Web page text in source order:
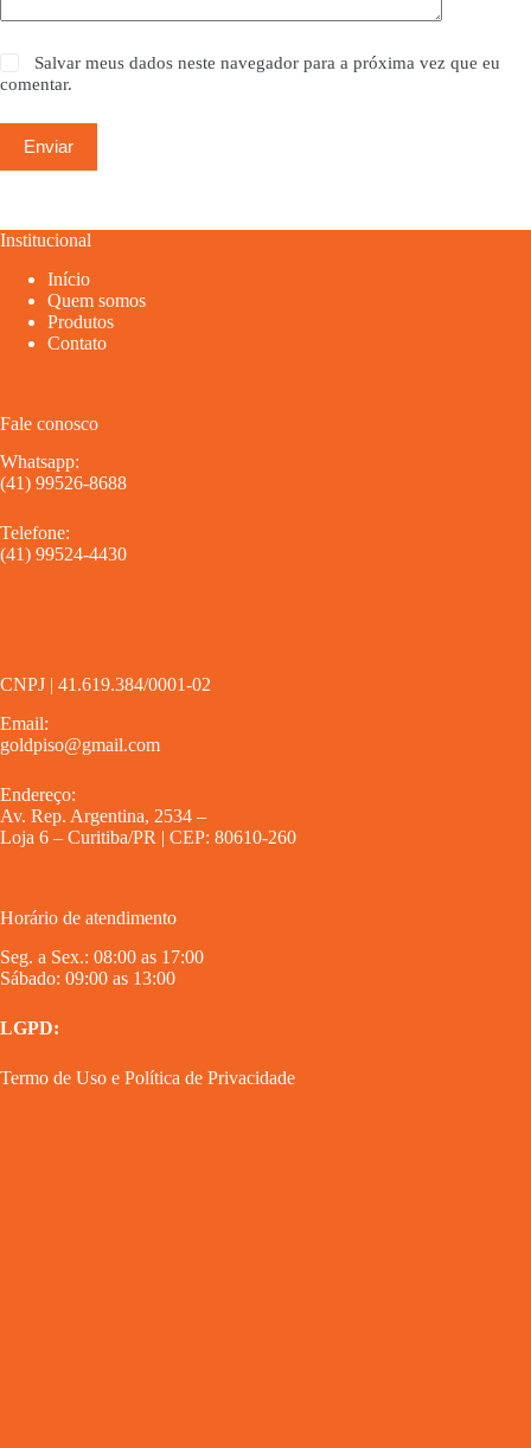
Salvar meus dados neste navegador para a próxima vez que eu
comentar.
Enviar
Institucional
Início
Quem somos
Produtos
Contato
Fale conosco
Whatsapp:
(41) 99526-8688
Telefone:
(41) 99524-4430
CNPJ | 41.619.384/0001-02
Email:
goldpiso@gmail.com
Endereço:
Av. Rep. Argentina, 2534 –
Loja 6 – Curitiba/PR | CEP: 80610-260
Horário de atendimento
Seg. a Sex.: 08:00 as 17:00
Sábado: 09:00 as 13:00
LGPD:
Termo de Uso e Política de Privacidade